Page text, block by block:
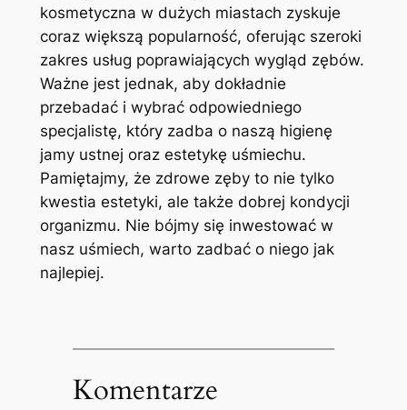
⁤kosmetyczna ⁤w dużych miastach​ zyskuje
coraz większą popularność,⁣ oferując szeroki
zakres ⁤usług poprawiających wygląd zębów.
Ważne jest⁤ jednak, aby dokładnie
przebadać i wybrać⁣ odpowiedniego ​
specjalistę, który zadba ⁣o naszą higienę
jamy ustnej oraz estetykę uśmiechu.
Pamiętajmy, że zdrowe zęby to nie tylko​
kwestia estetyki, ale także​ dobrej kondycji
‍organizmu. Nie bójmy się inwestować w
nasz uśmiech, warto⁤ zadbać o niego jak
najlepiej.
Komentarze